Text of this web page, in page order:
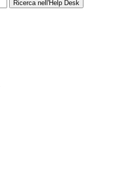
Ricerca nell'Help Desk